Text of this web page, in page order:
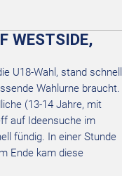
WESTSIDE,
U18-Wahl, stand schnell
Wahlurne braucht.
(13-14 Jahre, mit
auf Ideensuche im
fündig. In einer Stunde
Ende kam diese